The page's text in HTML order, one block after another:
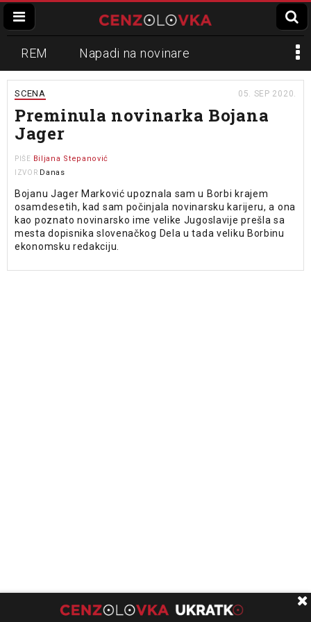
REM Napadi na novinare
Zvučni top
Propaganda Lokalni mediji
Informer Slavko Ćuruvija
SCENA 05. SEP 2020.
Preminula novinarka Bojana
Jager
PIŠE Biljana Stepanović
IZVOR Danas
Bojanu Jager Marković upoznala sam u Borbi krajem
osamdesetih, kad sam počinjala novinarsku karijeru, a ona
kao poznato novinarsko ime velike Jugoslavije prešla sa
mesta dopisnika slovenačkog Dela u tada veliku Borbinu
ekonomsku redakciju.